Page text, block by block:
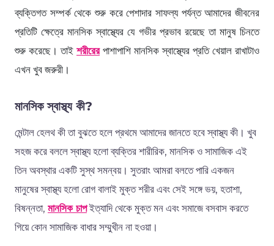
ব্যক্তিগত সম্পর্ক থেকে শুরু করে পেশাদার সাফল্য পর্যন্ত আমাদের জীবনের
প্রতিটি ক্ষেত্রে মানসিক স্বাস্থ্যের যে গভীর প্রভাব রয়েছে তা মানুষ চিনতে
শুরু করেছে। তাই শরীরেরপাশাপাশি মানসিক স্বাস্থ্যের প্রতি খেয়াল রাখাটাও
এখন খুব জরুরী।
মানসিক স্বাস্থ্য কী?
মেন্টাল হেলথ কী তা বুঝতে হলে প্রথমে আমাদের জানতে হবে স্বাস্থ্য কী। খুব
সহজ করে বললে স্বাস্থ্য হলো ব্যক্তির শারীরিক, মানসিক ও সামাজিক এই
তিন অবস্থার একটি সুস্থ সমন্বয়। সুতরাং আমরা বলতে পারি একজন
মানুষের স্বাস্থ্য হলো রোগ বালাই মুক্ত শরীর এবং সেই সঙ্গে ভয়, হতাশা,
বিষন্নতা, মানসিক চাপইত্যাদি থেকে মুক্ত মন এবং সমাজে বসবাস করতে
গিয়ে কোন সামাজিক বাধার সম্মুখীন না হওয়া।